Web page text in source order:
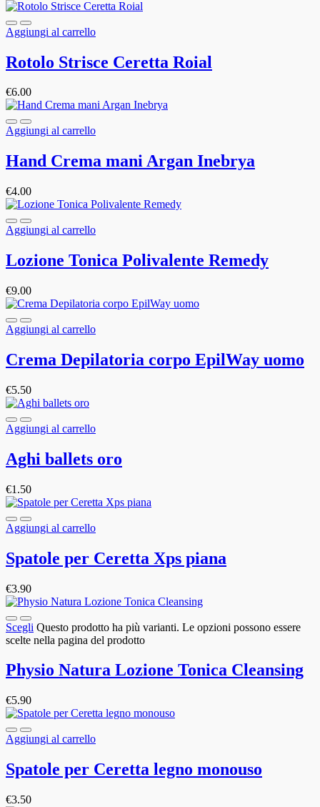
Aggiungi al carrello
Rotolo Strisce Ceretta Roial
€6.00
Aggiungi al carrello
Hand Crema mani Argan Inebrya
€4.00
Aggiungi al carrello
Lozione Tonica Polivalente Remedy
€9.00
Aggiungi al carrello
Crema Depilatoria corpo EpilWay uomo
€5.50
Aggiungi al carrello
Aghi ballets oro
€1.50
Aggiungi al carrello
Spatole per Ceretta Xps piana
€3.90
Scegli Questo prodotto ha più varianti. Le opzioni possono essere
scelte nella pagina del prodotto
Physio Natura Lozione Tonica Cleansing
€5.90
Aggiungi al carrello
Spatole per Ceretta legno monouso
€3.50